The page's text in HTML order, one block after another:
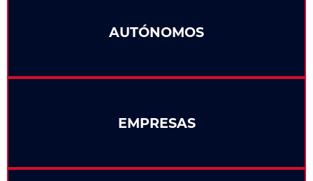
AUTÓNOMOS
EMPRESAS